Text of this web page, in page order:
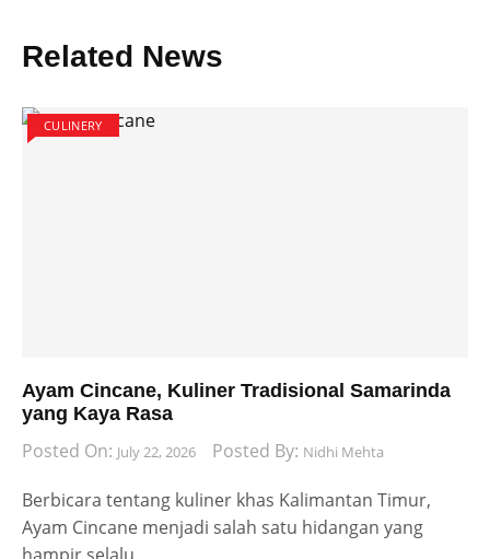
Related News
CULINERY
Ayam Cincane, Kuliner Tradisional Samarinda
yang Kaya Rasa
Posted On: July 22, 2026 Posted By: Nidhi Mehta
Berbicara tentang kuliner khas Kalimantan Timur,
Ayam Cincane menjadi salah satu hidangan yang